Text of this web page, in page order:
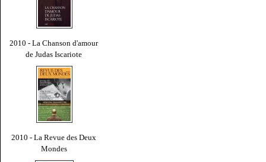
2010 - La Chanson d'amour
de Judas Iscariote
2010 - La Revue des Deux
Mondes